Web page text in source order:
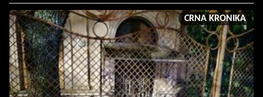
CRNA KRONIKA